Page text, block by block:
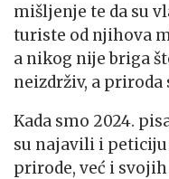
mišljenje te da su
turiste od njihova
a nikog nije briga
neizdrživ, a priroda
Kada smo 2024.
su najavili i peticiju
prirode, već i